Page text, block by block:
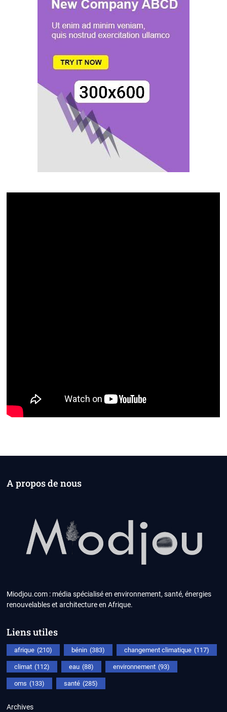
A propos de nous
Miodjou.com : média spécialisé en environnement, santé, énergies
renouvelables et architecture en Afrique.
Liens utiles
afrique (210) bénin (383) changement climatique (117)
climat (112) eau (88) environnement (93)
oms (133) santé (285)
Archives